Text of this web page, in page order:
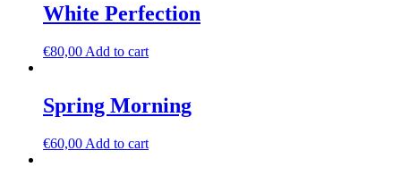
White Perfection
€80,00 Add to cart
Spring Morning
€60,00 Add to cart